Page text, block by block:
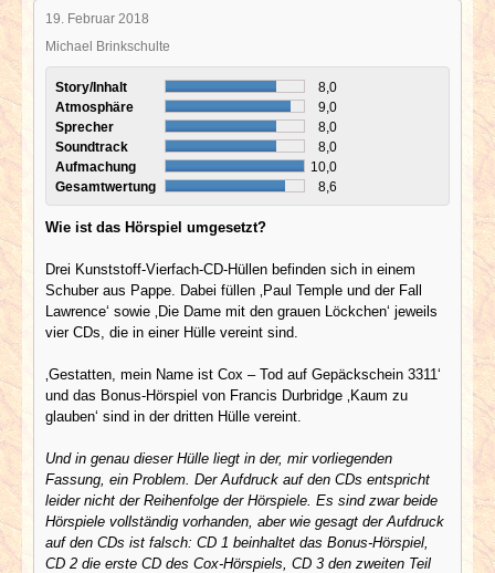
19. Februar 2018
Michael Brinkschulte
Story/Inhalt
8,0
Atmosphäre
9,0
Sprecher
8,0
Soundtrack
8,0
Aufmachung
10,0
Gesamtwertung
8,6
Wie ist das Hörspiel umgesetzt?
Drei Kunststoff-Vierfach-CD-Hüllen befinden sich in einem
Schuber aus Pappe. Dabei füllen ‚Paul Temple und der Fall
Lawrence‘ sowie ‚Die Dame mit den grauen Löckchen‘ jeweils
vier CDs, die in einer Hülle vereint sind.
‚Gestatten, mein Name ist Cox – Tod auf Gepäckschein 3311‘
und das Bonus-Hörspiel von Francis Durbridge ‚Kaum zu
glauben‘ sind in der dritten Hülle vereint.
Und in genau dieser Hülle liegt in der, mir vorliegenden
Fassung, ein Problem. Der Aufdruck auf den CDs entspricht
leider nicht der Reihenfolge der Hörspiele. Es sind zwar beide
Hörspiele vollständig vorhanden, aber wie gesagt der Aufdruck
auf den CDs ist falsch: CD 1 beinhaltet das Bonus-Hörspiel,
CD 2 die erste CD des Cox-Hörspiels, CD 3 den zweiten Teil